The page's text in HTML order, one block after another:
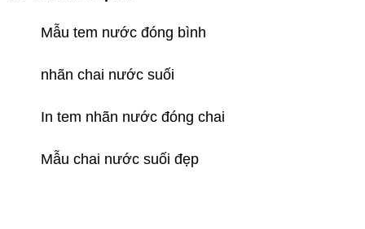
Mẫu tem nước đóng bình
nhãn chai nước suối
In tem nhãn nước đóng chai
Mẫu chai nước suối đẹp